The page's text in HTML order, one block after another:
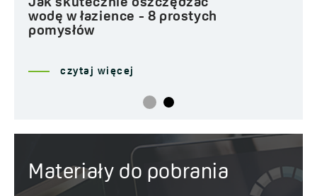
Rodzaj Z baterią w komplecie
gwarancji
wodę w łazience - 8 prostych
pomysłów
czytaj więcej
Materiały do pobrania